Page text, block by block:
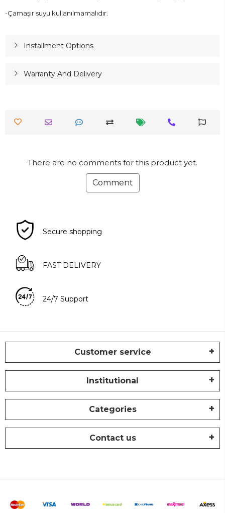
-Çamaşır suyu kullanılmamalıdır.
Installment Options
Warranty And Delivery
There are no comments for this product yet.
Comment
Secure shopping
FAST DELIVERY
24/7 Support
Customer service
Institutional
Categories
Contact us